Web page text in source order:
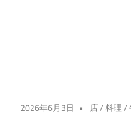
2026年6月3日 店/料理/